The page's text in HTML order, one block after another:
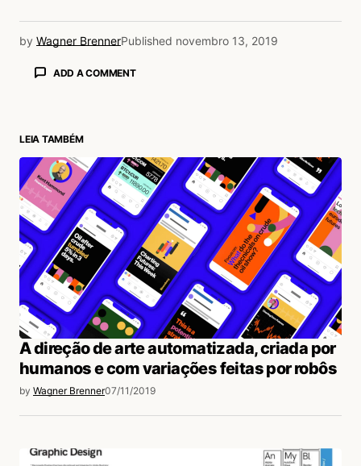
by Wagner BrennerPublished novembro 13, 2019
ADD A COMMENT
LEIA TAMBÉM
A direção de arte automatizada, criada por
humanos e com variações feitas por robôs
by Wagner Brenner07/11/2019